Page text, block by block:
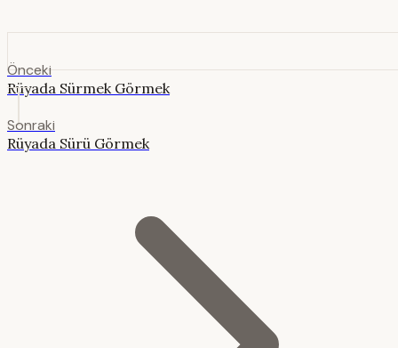
Önceki
Rüyada Sürmek Görmek
Sonraki
Rüyada Sürü Görmek